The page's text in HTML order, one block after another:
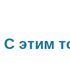
С этим